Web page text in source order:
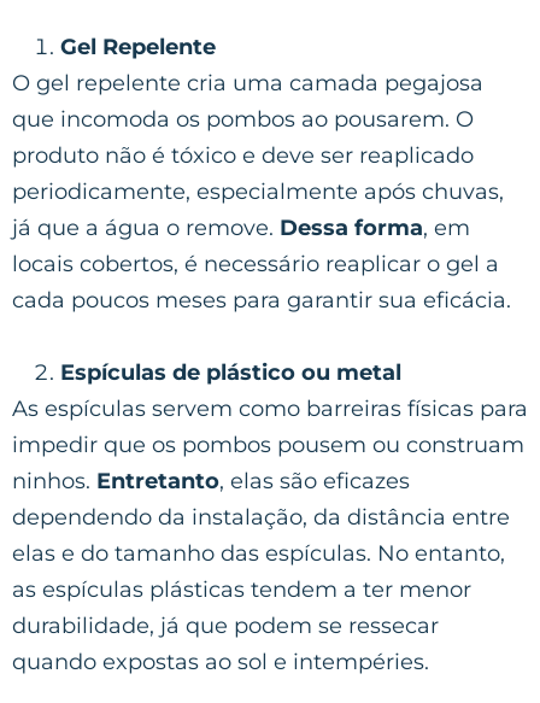
Gel Repelente
O gel repelente cria uma camada pegajosa
que incomoda os pombos ao pousarem. O
produto não é tóxico e deve ser reaplicado
periodicamente, especialmente após chuvas,
já que a água o remove. Dessa forma, em
locais cobertos, é necessário reaplicar o gel a
cada poucos meses para garantir sua eficácia.
Espículas de plástico ou metal
As espículas servem como barreiras físicas para
impedir que os pombos pousem ou construam
ninhos. Entretanto, elas são eficazes
dependendo da instalação, da distância entre
elas e do tamanho das espículas. No entanto,
as espículas plásticas tendem a ter menor
durabilidade, já que podem se ressecar
quando expostas ao sol e intempéries.